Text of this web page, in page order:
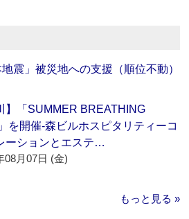
震」被災地への支援（順位不動）
】「SUMMER BREATHING
を開催‐森ビルホスピタリティーコ
ーションとエステ…
08月07日 (金)
もっと見る »